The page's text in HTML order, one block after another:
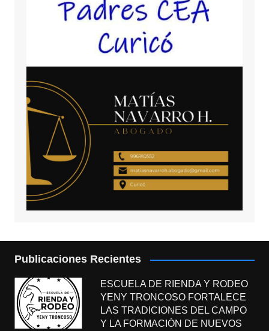
Publicaciones Recientes
ESCUELA DE RIENDA Y RODEO
YENY TRONCOSO FORTALECE
LAS TRADICIONES DEL CAMPO
Y LA FORMACIÓN DE NUEVOS